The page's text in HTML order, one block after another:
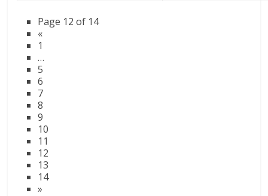
Page 12 of 14
«
1
…
5
6
7
8
9
10
11
12
13
14
»